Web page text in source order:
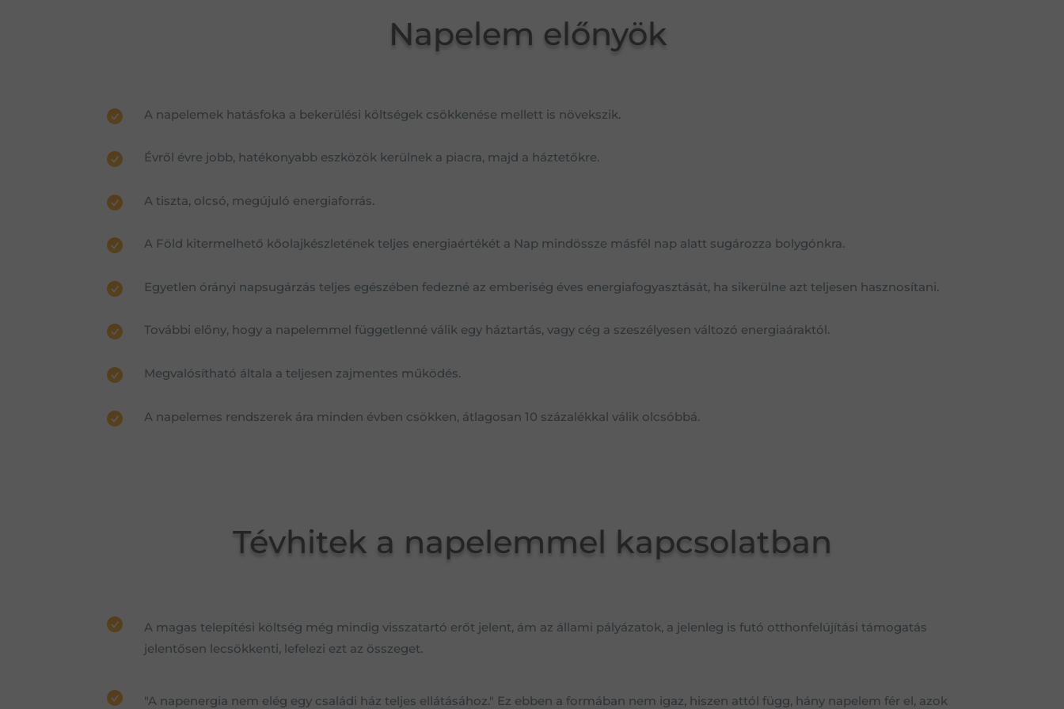
Napelem előnyök
A napelemek hatásfoka a bekerülési költségek csökkenése mellett is növekszik.
Évről évre jobb, hatékonyabb eszközök kerülnek a piacra, majd a háztetőkre.
A tiszta, olcsó, megújuló energiaforrás.
A Föld kitermelhető kőolajkészletének teljes energiaértékét a Nap mindössze másfél nap alatt sugározza bolygónkra.
Egyetlen órányi napsugárzás teljes egészében fedezné az emberiség éves energiafogyasztását, ha sikerülne azt teljesen hasznosítani.
További előny, hogy a napelemmel függetlenné válik egy háztartás, vagy cég a szeszélyesen változó energiaáraktól.
Megvalósítható általa a teljesen zajmentes működés.
A napelemes rendszerek ára minden évben csökken, átlagosan 10 százalékkal válik olcsóbbá.
Tévhitek a napelemmel kapcsolatban
A magas telepítési költség még mindig visszatartó erőt jelent, ám az állami pályázatok, a jelenleg is futó otthonfelújítási támogatás
jelentősen lecsökkenti, lefelezi ezt az összeget.
"A napenergia nem elég egy családi ház teljes ellátásához." Ez ebben a formában nem igaz, hiszen attól függ, hány napelem fér el, azok